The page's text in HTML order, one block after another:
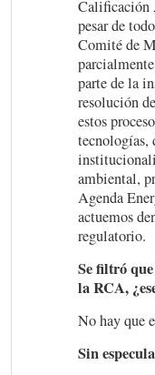
Calificación
pesar de
Comité de
parte de la
resolución
estos
tecnologías,
ambiental,
Agenda
actuemos
regulatorio.
Se filtró
la RCA,
No hay que
Sin